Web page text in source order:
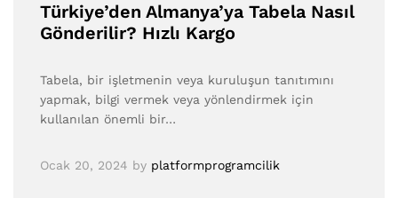
Türkiye’den Almanya’ya Tabela Nasıl
Gönderilir? Hızlı Kargo
Tabela, bir işletmenin veya kuruluşun tanıtımını
yapmak, bilgi vermek veya yönlendirmek için
kullanılan önemli bir…
Ocak 20, 2024 by platformprogramcilik